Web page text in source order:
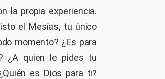
la propia experiencia.
el Mesías, tu único
momento? ¿Es para
¿A quien le pides tu
es Dios para ti?